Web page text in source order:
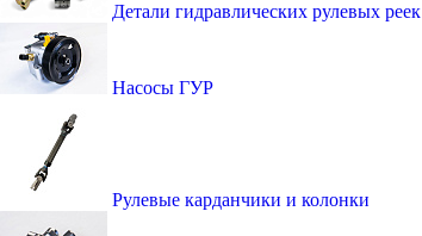
Детали гидравлических рулевых реек
Насосы ГУР
Рулевые карданчики и колонки